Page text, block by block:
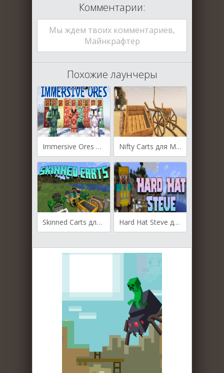
Комментарии:
Мы ждем твоих комментариев,
Майнкрафтер
Похожие лаунчеры
Immersive Ores для Майнкрафт [1.21.5, 1.21.4, 1.21.3] Nifty Carts для Майнкрафт [1.20.6, 1.20.4, 1.20.2]
Skinned Carts для Майнкрафт [1.20.1, 1.20, 1.19.4] Hard Hat Steve для Майнкрафт [1.16.5, 1.15.2]